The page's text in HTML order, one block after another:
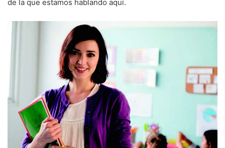
de la que estamos hablando aquí.